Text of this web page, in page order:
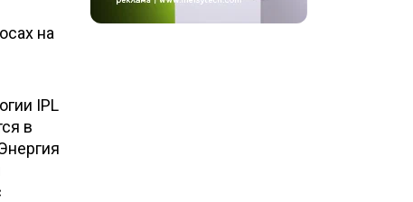
на
IPL
в